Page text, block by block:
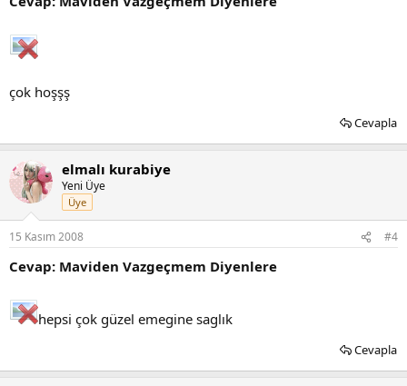
çok hoşşş
Cevapla
elmalı kurabiye
Yeni Üye
Üye
15 Kasım 2008 #4
Cevap: Maviden Vazgeçmem Diyenlere
hepsi çok güzel emegine saglık
Cevapla